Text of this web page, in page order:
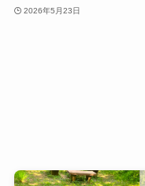
2026年5月23日